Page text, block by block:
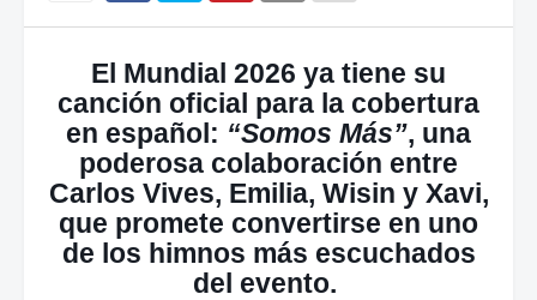
El Mundial 2026 ya tiene su
canción oficial para la cobertura
en español: “Somos Más”, una
poderosa colaboración entre
Carlos Vives, Emilia, Wisin y Xavi,
que promete convertirse en uno
de los himnos más escuchados
del evento.